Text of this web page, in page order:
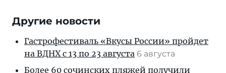
Другие новости
Гастрофестиваль «Вкусы России» пройдет
на ВДНХ с 13 по 23 августа 6 августа
Более 60 сочинских пляжей получили